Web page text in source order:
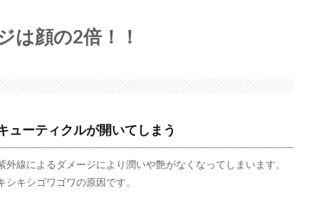
は顔の2倍！！
ューティクルが開いてしまう
外線によるダメージにより潤いや艶がなくなってしまいます。
シキシゴワゴワの原因です。